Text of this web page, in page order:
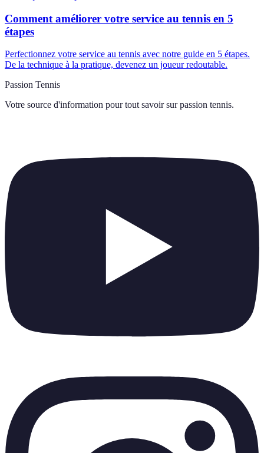
Comment améliorer votre service au tennis en 5
étapes
Perfectionnez votre service au tennis avec notre guide en 5 étapes.
De la technique à la pratique, devenez un joueur redoutable.
Passion Tennis
Votre source d'information pour tout savoir sur passion tennis.